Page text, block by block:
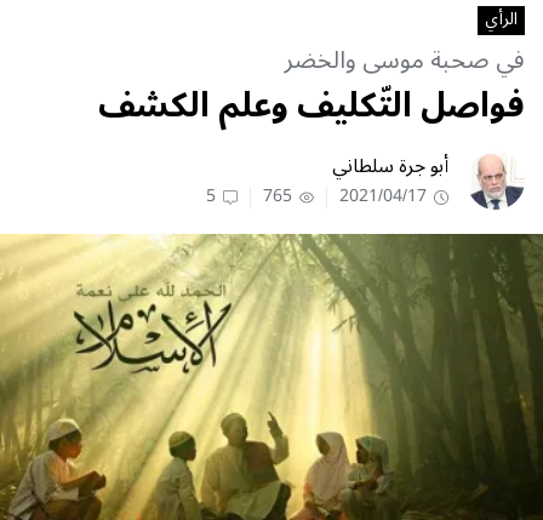
الرأي
في صحبة موسى والخضر
فواصل التّكليف وعلم الكشف
أبو جرة سلطاني
2021/04/17
765
5